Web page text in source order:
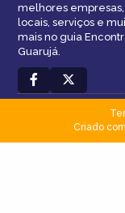
melhores empresas,
locais, serviços e
mais no guia
Guarujá.
Criado